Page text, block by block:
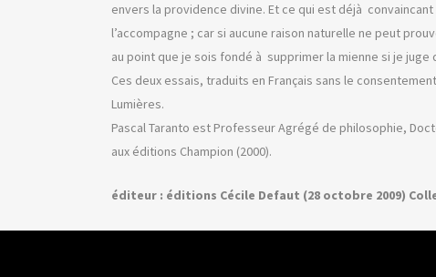
envers la providence divine. Et ce qui est déjà
l’accompagne ; car si aucune raison naturelle ne peut
au point que je sois fondé à supprimer la mienne si je juge
Ces deux essais, traduits en Français sans le
Lumières.
Pascal Taranto est Professeur Agrégé de philosophie,
aux éditions Champion (2000).
éditeur : éditions Cécile Defaut (28 octobre 2009)